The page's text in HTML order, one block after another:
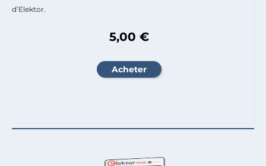
d’Elektor.
5,00 €